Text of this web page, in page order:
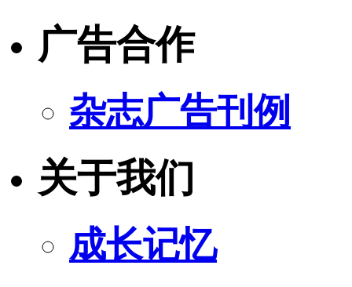
广告合作
杂志广告刊例
关于我们
成长记忆